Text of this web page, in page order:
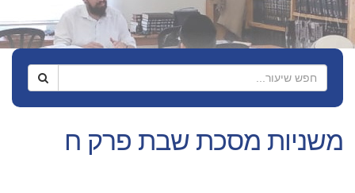
משניות מסכת שבת פרק ח